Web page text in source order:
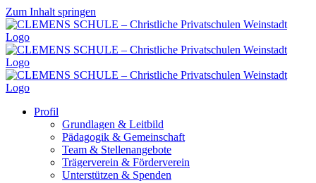
Zum Inhalt springen
Profil
Grundlagen & Leitbild
Pädagogik & Gemeinschaft
Team & Stellenangebote
Trägerverein & Förderverein
Unterstützen & Spenden